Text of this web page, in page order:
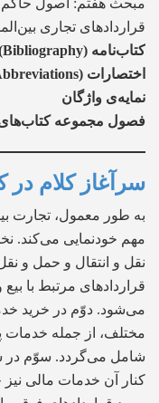
مبحث هفتم: اصول حاکم
قراردادهای تجاری
کتاب‌نامه (Bibliography)
اختصارات (Abbreviations)
نمایه‌ی واژگان
فصول مجموعه کتاب‌های
سرآغاز کلام در
به طور معمول، تجارت
مهم خودنمایی می‌کند.
نقل و انتقال و حمل و
قراردادهای مرتبط با
می‌شود. دوّم در خرید
مختلف، از جمله خدمات
شامل می‌گردد. سوّم در
کنار آن خدمات مالی